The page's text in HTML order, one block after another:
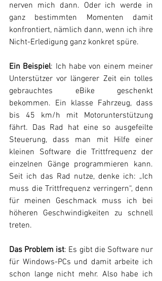
nerven mich dann. Oder ich werde in
ganz bestimmten Momenten damit
konfrontiert, nämlich dann, wenn ich ihre
Nicht-Erledigung ganz konkret spüre.
Ein Beispiel: Ich habe von einem meiner
Unterstützer vor längerer Zeit ein tolles
gebrauchtes eBike geschenkt
bekommen. Ein klasse Fahrzeug, dass
bis 45 km/h mit Motorunterstützung
fährt. Das Rad hat eine so ausgefeilte
Steuerung, dass man mit Hilfe einer
kleinen Software die Trittfrequenz der
einzelnen Gänge programmieren kann.
Seit ich das Rad nutze, denke ich: „Ich
muss die Trittfrequenz verringern“, denn
für meinen Geschmack muss ich bei
höheren Geschwindigkeiten zu schnell
treten.
Das Problem ist: Es gibt die Software nur
für Windows-PCs und damit arbeite ich
schon lange nicht mehr. Also habe ich